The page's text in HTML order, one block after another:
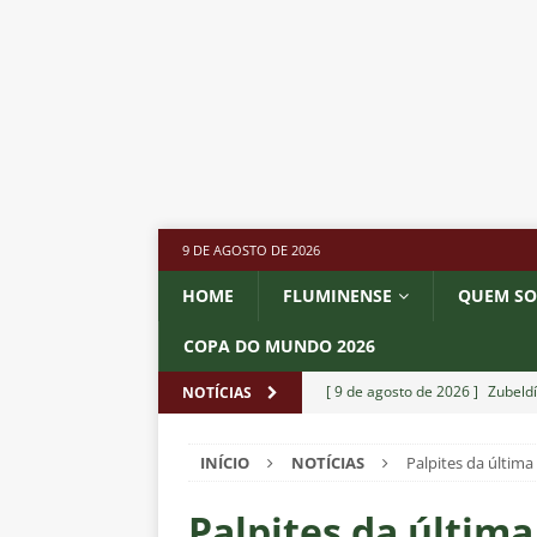
9 DE AGOSTO DE 2026
HOME FLUMINENSE QUEM
COPA DO MUNDO 2026
NOTÍCIAS [ 9 de agosto de 2026 ]
[ 8 de agosto de 2026 ] Ganso
outro clube no Brasileirão 2026
INÍCIO NOTÍCIAS Palpites da